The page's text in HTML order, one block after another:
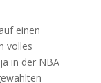
einen
volles
in der NBA